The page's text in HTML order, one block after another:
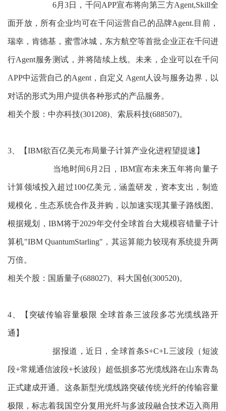
6月3日，千问APP宣布将向第三方Agent,Skill全
面开放，所有企业均可在千问运营自己的品牌Agent.目前，
瑞幸，肯德基，蜜雪冰城，东方航空等首批企业正在千问进
行Agent服务测试，并将陆续上线。未来，企业可以在千问
APP中运营自己的Agent，自定义 Agent人设与服务边界，以
对话的形式为用户提供各种形式的产品服务。
相关个股：中亦科技(301208)、索辰科技(688507)。
3、【IBM欲百亿美元布局量子计算产业化进程望提速】
当地时间6月2日，IBM宣布未来五年将向量子
计算领域投入超过100亿美元，涵盖研发，资本支出，制造
规模化，生态系统合作及并购，以加速实现其量子路线图。
根据规划，IBM将于2029年交付全球首台大规模容错量子计
算机"IBM QuantumStarling"，其运算能力较现有系统提升两
万倍。
相关个股：国盾量子(688027)、科大国创(300520)。
4、【突破传输容量极限 全球首条三波段多芯光缆线路开
通】
据报道，近日，全球首条S+C+L三波段（短波
段+常规通信波段+长波段）超低损多芯光缆线路在山东青岛
正式建成开通。这条新型光缆线路突破传统光纤的传输容量
极限，标志着我国空分复用光纤与多波段融合技术迈入商用